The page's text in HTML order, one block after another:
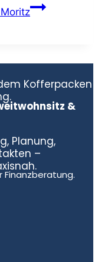
Kofferpacken
&
Planung,
–